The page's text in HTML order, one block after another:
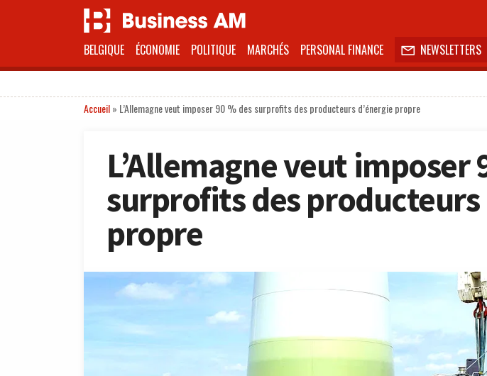
BELGIQUE ÉCONOMIE POLITIQUE MARCHÉS PERSONAL FINANCE  NEWSLETTERS
Accueil» L’Allemagne veut imposer 90 % des surprofits des producteurs d’énergie propre
L’Allemagne veut imposer
surprofits des producteurs
propre